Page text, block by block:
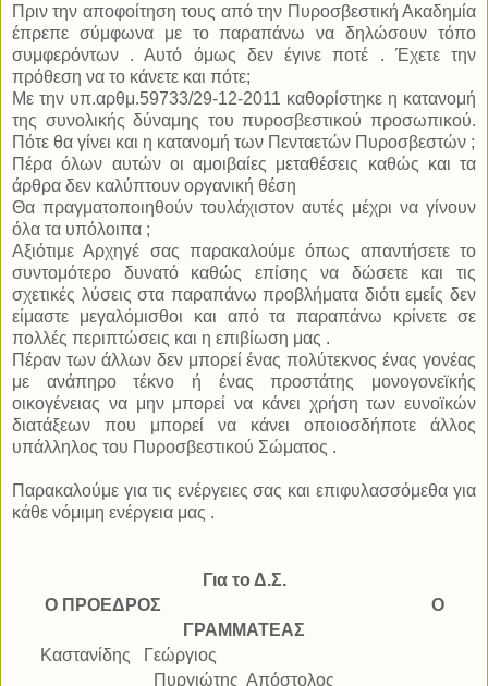
Πριν την αποφοίτηση τους από την Πυροσβεστική Ακαδημία
έπρεπε σύμφωνα με το παραπάνω να δηλώσουν τόπο
συμφερόντων . Αυτό όμως δεν έγινε ποτέ . Έχετε την
πρόθεση να το κάνετε και πότε;
Με την υπ.αρθμ.59733/29-12-2011 καθορίστηκε η κατανομή
της συνολικής δύναμης του πυροσβεστικού προσωπικού.
Πότε θα γίνει και η κατανομή των Πενταετών Πυροσβεστών ;
Πέρα όλων αυτών οι αμοιβαίες μεταθέσεις καθώς και τα
άρθρα δεν καλύπτουν οργανική θέση
Θα πραγματοποιηθούν τουλάχιστον αυτές μέχρι να γίνουν
όλα τα υπόλοιπα ;
Αξιότιμε Αρχηγέ σας παρακαλούμε όπως απαντήσετε το
συντομότερο δυνατό καθώς επίσης να δώσετε και τις
σχετικές λύσεις στα παραπάνω προβλήματα διότι εμείς δεν
είμαστε μεγαλόμισθοι και από τα παραπάνω κρίνετε σε
πολλές περιπτώσεις και η επιβίωση μας .
Πέραν των άλλων δεν μπορεί ένας πολύτεκνος ένας γονέας
με ανάπηρο τέκνο ή ένας προστάτης μονογονεϊκής
οικογένειας να μην μπορεί να κάνει χρήση των ευνοϊκών
διατάξεων που μπορεί να κάνει οποιοσδήποτε άλλος
υπάλληλος του Πυροσβεστικού Σώματος .
Παρακαλούμε για τις ενέργειες σας και επιφυλασσόμεθα για
κάθε νόμιμη ενέργεια μας .
Για το Δ.Σ.
Ο ΠΡΟΕΔΡΟΣ
Ο
ΓΡΑΜΜΑΤΕΑΣ
Καστανίδης
Γεώργιος
Πυργιώτης Απόστολος